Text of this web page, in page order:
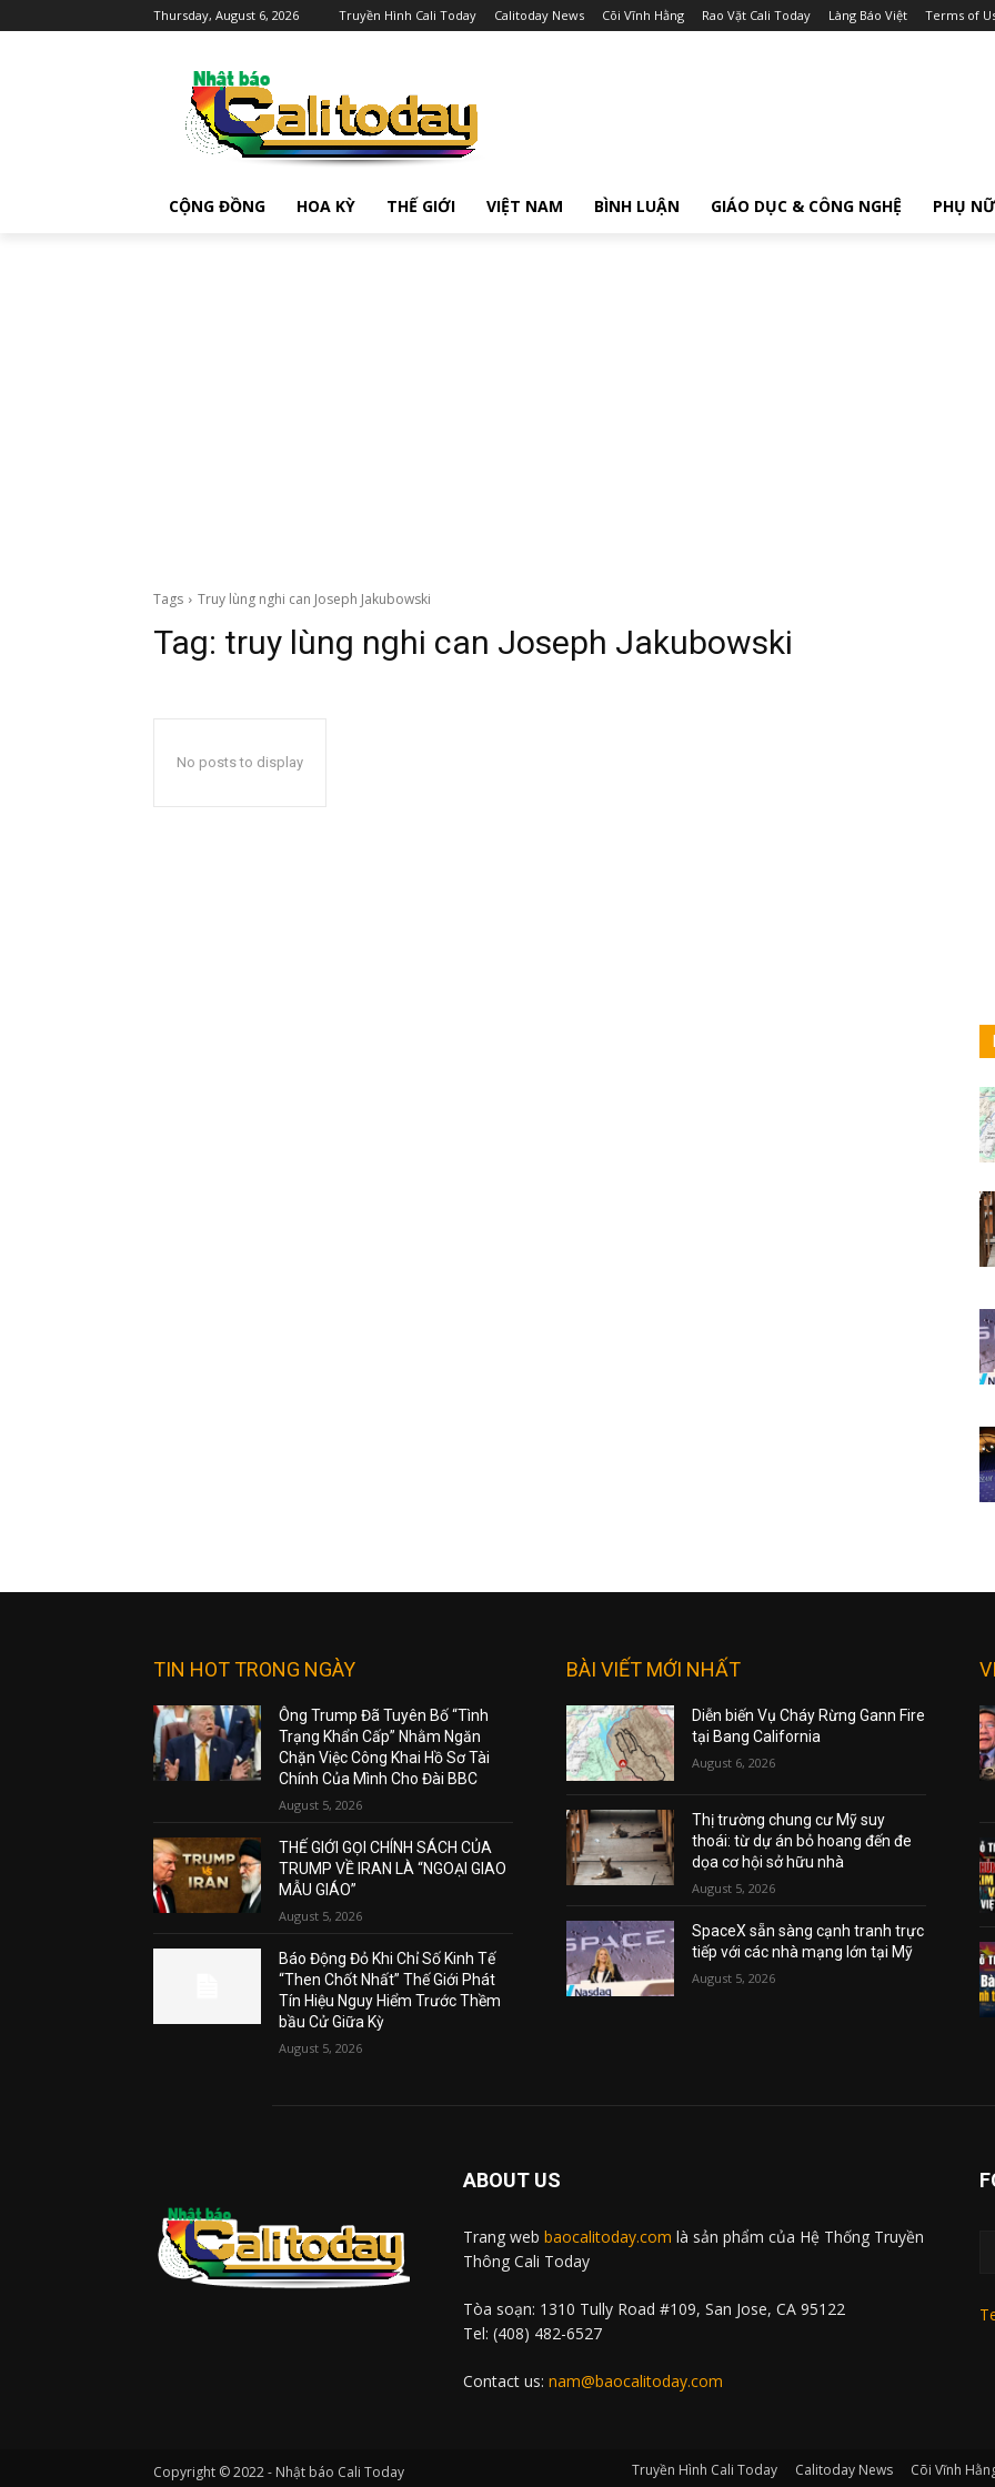
Thursday, August 6, 2026 Truyền Hình Cali Today Calitoday News Cõi Vĩnh Hằng Rao Vặt Cali Today Làng Báo Việt Terms of
CỘNG ĐỒNG HOA KỲ THẾ GIỚI VIỆT NAM BÌNH LUẬN GIÁO DỤC & CÔNG NGHỆ PHỤ NỮ
Tags Truy lùng nghi can Joseph Jakubowski
Tag: truy lùng nghi can Joseph Jakubowski
No posts to display
TIN HOT TRONG NGÀY
Ông Trump Đã Tuyên Bố “Tình
Trạng Khẩn Cấp” Nhằm Ngăn
Chặn Việc Công Khai Hồ Sơ Tài
Chính Của Mình Cho Đài BBC
August 5, 2026
THẾ GIỚI GỌI CHÍNH SÁCH CỦA
TRUMP VỀ IRAN LÀ “NGOẠI GIAO
MẪU GIÁO”
August 5, 2026
Báo Động Đỏ Khi Chỉ Số Kinh Tế
“Then Chốt Nhất” Thế Giới Phát
Tín Hiệu Nguy Hiểm Trước Thềm
bầu Cử Giữa Kỳ
August 5, 2026
BÀI VIẾT MỚI NHẤT
Diễn biến Vụ Cháy Rừng Gann Fire
tại Bang California
August 6, 2026
Thị trường chung cư Mỹ suy
thoái: từ dự án bỏ hoang đến đe
dọa cơ hội sở hữu nhà
August 5, 2026
SpaceX sẵn sàng cạnh tranh trực
tiếp với các nhà mạng lớn tại Mỹ
August 5, 2026
ABOUT US
Trang web baocalitoday.com là sản phẩm của Hệ Thống Truyền
Thông Cali Today
Tòa soạn: 1310 Tully Road #109, San Jose, CA 95122
Tel: (408) 482-6527
Contact us: nam@baocalitoday.com
Copyright © 2022 - Nhật báo Cali Today Truyền Hình Cali Today Calitoday News Cõi Vĩnh